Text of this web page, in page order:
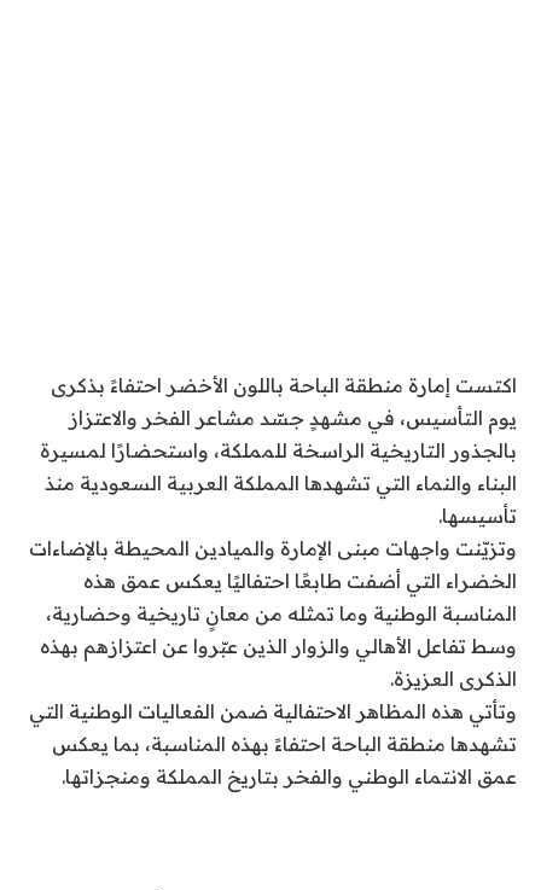
اكتست إمارة منطقة الباحة باللون الأخضر احتفاءً بذكرى
يوم التأسيس، في مشهدٍ جسّد مشاعر الفخر والاعتزاز
بالجذور التاريخية الراسخة للمملكة، واستحضارًا لمسيرة
البناء والنماء التي تشهدها المملكة العربية السعودية منذ
تأسيسها.
وتزيّنت واجهات مبنى الإمارة والميادين المحيطة بالإضاءات
الخضراء التي أضفت طابعًا احتفاليًا يعكس عمق هذه
المناسبة الوطنية وما تمثله من معانٍ تاريخية وحضارية،
وسط تفاعل الأهالي والزوار الذين عبّروا عن اعتزازهم بهذه
الذكرى العزيزة.
وتأتي هذه المظاهر الاحتفالية ضمن الفعاليات الوطنية التي
تشهدها منطقة الباحة احتفاءً بهذه المناسبة، بما يعكس
عمق الانتماء الوطني والفخر بتاريخ المملكة ومنجزاتها.